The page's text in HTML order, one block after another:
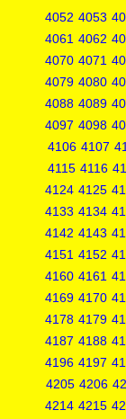
4052 4053
4061 4062
4070 4071
4079 4080
4088 4089
4097 4098
4106 4107
4115 4116
4124 4125
4133 4134
4142 4143
4151 4152
4160 4161
4169 4170
4178 4179
4187 4188
4196 4197
4205 4206
4214 4215